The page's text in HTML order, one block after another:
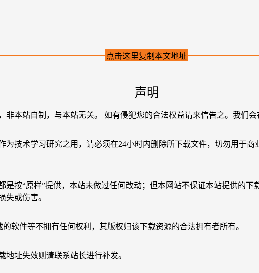
点击这里复制本文地址
声明
本站自制，与本站无关。 如有侵犯您的合法权益请来信告之。我们会
技术学习研究之用，请必须在24小时内删除所下载文件，切勿用于
按“原样”提供，本站未做过任何改动；但本网站不保证本站提供的
失或伤害。
软件等不拥有任何权利，其版权归该下载资源的合法拥有者所有。
址失效则请联系站长进行补发。